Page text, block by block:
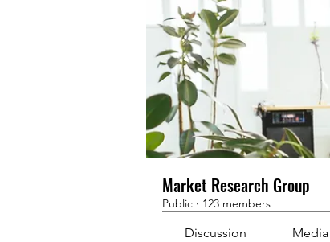
Market Research Group
Public · 123 members
Discussion Media